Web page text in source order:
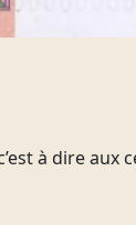
à dire aux